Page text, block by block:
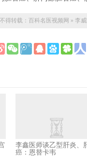
得转载： 百科名医视频网 » 李
李鑫医师谈乙型肝炎、
癌：恩替卡韦